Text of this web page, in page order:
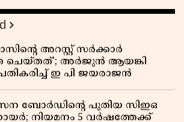
അറസ്റ്റ് സർക്കാർ
ചെയ്തത്’; അർജുൻ ആയങ്കി
ഇ പി ജയരാജൻ
ബോർഡിൻ്റെ പുതിയ സിഇഒ
നിയമനം 5 വർഷത്തേക്ക്